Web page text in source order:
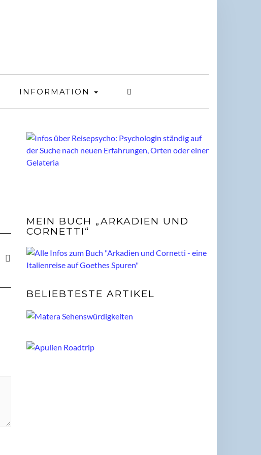
INFORMATION
MEIN BUCH „ARKADIEN UND
CORNETTI“
BELIEBTESTE ARTIKEL